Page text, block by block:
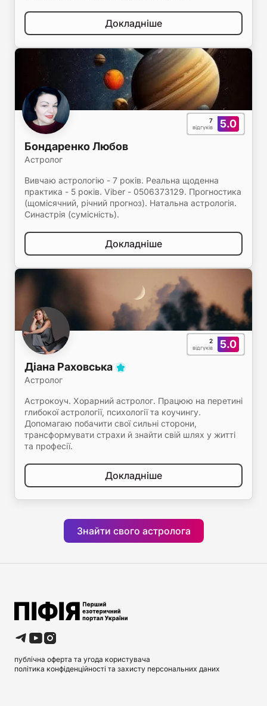
Докладніше
5.0
7
відгуків
Бондаренко Любов
Астролог
Вивчаю астрологію - 7 років. Реальна щоденна
практика - 5 років. Viber - 0506373129. Прогностика
(щомісячний, річний прогноз). Натальна астрологія.
Синастрія (сумісність).
Докладніше
5.0
2
відгуків
Діана Раховська
Астролог
Астрокоуч. Хорарний астролог. Працюю на перетині
глибокої астрології, психології та коучингу.
Допомагаю побачити свої сильні сторони,
трансформувати страхи й знайти свій шлях у житті
та професії.
Докладніше
Знайти свого астролога
публічна оферта та угода користувача
політика конфіденційності та захисту персональних даних